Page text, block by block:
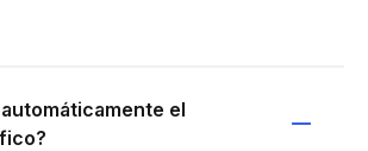
el